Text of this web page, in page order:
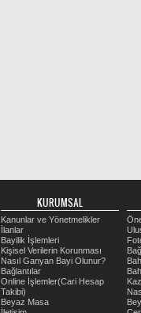
KURUMSAL
Kanunlar ve Yönetmelikler
İlanlar
Bayilik İşlemleri
Kişisel Verilerin Korunması
Nasıl Ganyan Bayi Olunur?
Bağlantılar
Online İşlemler(Cari Hesap
Takibi)
Beyaz Masa